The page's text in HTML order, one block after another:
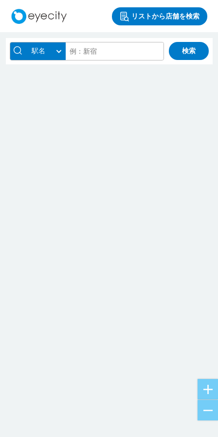
リストから店舗を検索
駅名 検索